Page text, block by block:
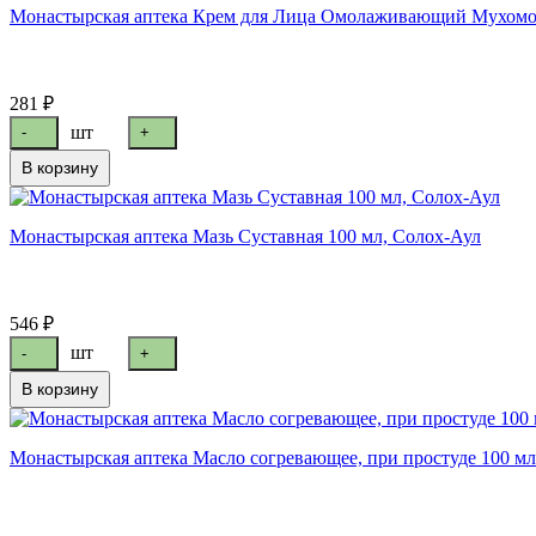
Монастырская аптека Крем для Лица Омолаживающий
281 ₽
- шт +
В корзину
Монастырская аптека Мазь Суставная 100 мл, Солох-Аул
546 ₽
- шт +
В корзину
Монастырская аптека Масло согревающее, при простуде 100 мл